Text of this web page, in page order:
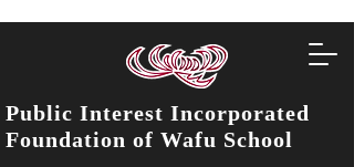
Public Interest Incorporated
Foundation of Wafu School